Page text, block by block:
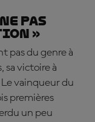
pas
»
pas du genre à
sa victoire à
vainqueur du
premières
un peu